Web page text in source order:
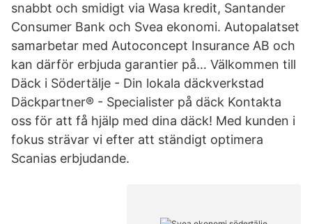
snabbt och smidigt via Wasa kredit, Santander
Consumer Bank och Svea ekonomi. Autopalatset
samarbetar med Autoconcept Insurance AB och
kan därför erbjuda garantier på… Välkommen till
Däck i Södertälje - Din lokala däckverkstad
Däckpartner® - Specialister på däck Kontakta
oss för att få hjälp med dina däck! Med kunden i
fokus strävar vi efter att ständigt optimera
Scanias erbjudande.